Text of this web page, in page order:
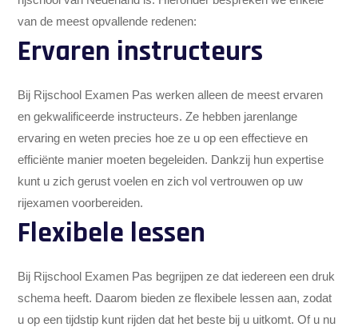
van de meest opvallende redenen:
Ervaren instructeurs
Bij Rijschool Examen Pas werken alleen de meest ervaren
en gekwalificeerde instructeurs. Ze hebben jarenlange
ervaring en weten precies hoe ze u op een effectieve en
efficiënte manier moeten begeleiden. Dankzij hun expertise
kunt u zich gerust voelen en zich vol vertrouwen op uw
rijexamen voorbereiden.
Flexibele lessen
Bij Rijschool Examen Pas begrijpen ze dat iedereen een druk
schema heeft. Daarom bieden ze flexibele lessen aan, zodat
u op een tijdstip kunt rijden dat het beste bij u uitkomt. Of u nu